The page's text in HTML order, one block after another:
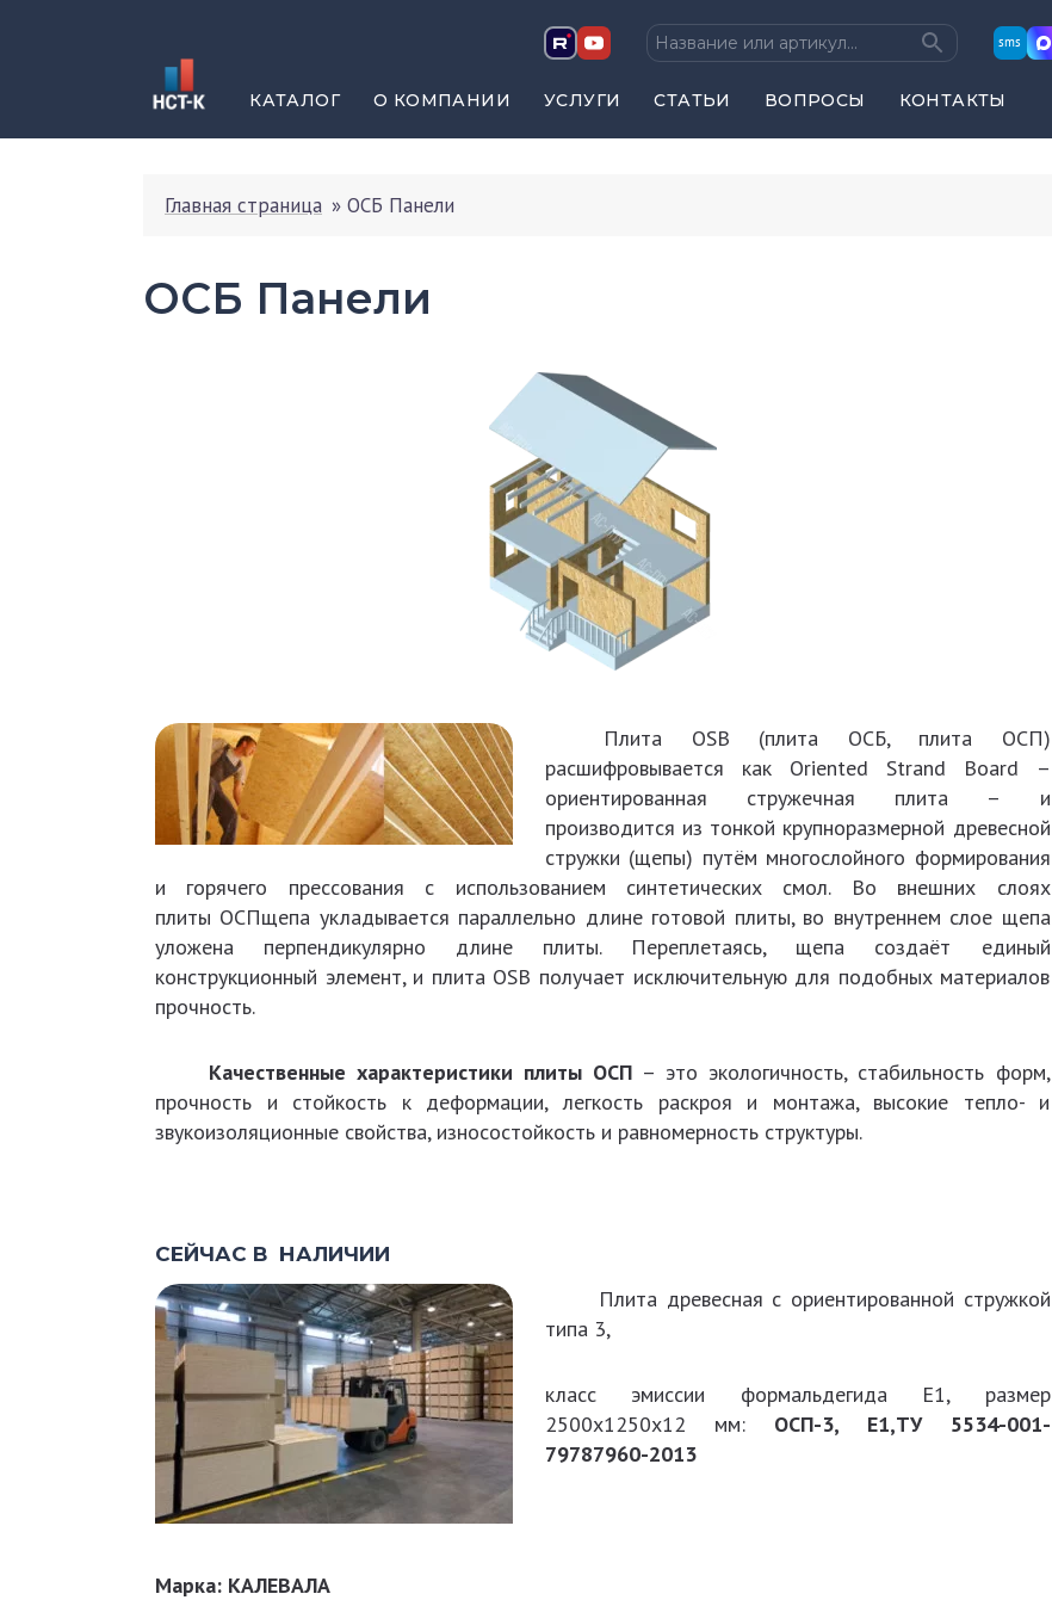
sms
КАТАЛОГ О КОМПАНИИ УСЛУГИ СТАТЬИ ВОПРОСЫ КОНТАКТЫ
Главная страница » ОСБ Панели
ОСБ Панели
Плита OSB (плита ОСБ, плита ОСП)
расшифровывается как Oriented Strand Board –
ориентированная стружечная плита – и
производится из тонкой крупноразмерной древесной
стружки (щепы) путём многослойного формирования
и горячего прессования с использованием синтетических смол. Во внешних слоях
плиты ОСПщепа укладывается параллельно длине готовой плиты, во внутреннем слое щепа
уложена перпендикулярно длине плиты. Переплетаясь, щепа создаёт единый
конструкционный элемент, и плита OSB получает исключительную для подобных материалов
прочность.
Качественные характеристики плиты ОСП – это экологичность, стабильность форм,
прочность и стойкость к деформации, легкость раскроя и монтажа, высокие тепло- и
звукоизоляционные свойства, износостойкость и равномерность структуры.
СЕЙЧАС В НАЛИЧИИ
Плита древесная с ориентированной стружкой
типа 3,
класс эмиссии формальдегида Е1, размер
2500х1250х12 мм: ОСП-3, Е1,ТУ 5534-001-
79787960-2013
Марка: КАЛЕВАЛА